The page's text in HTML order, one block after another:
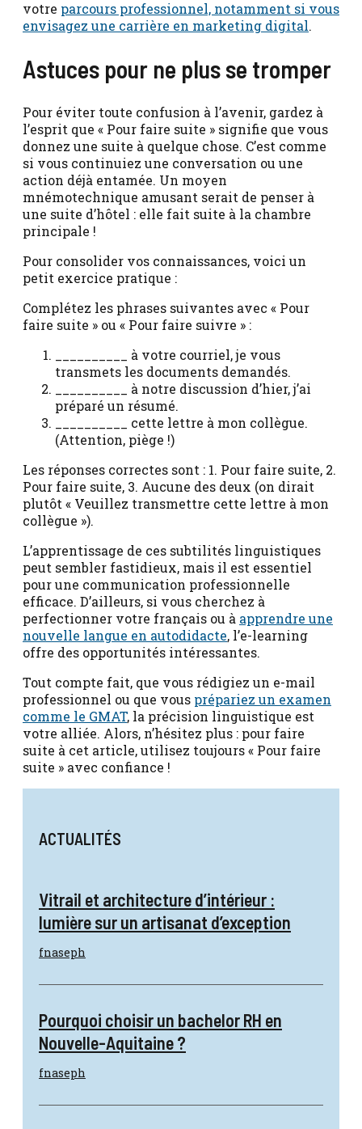
votre parcours professionnel, notamment si vous
envisagez une carrière en marketing digital.
Astuces pour ne plus se tromper
Pour éviter toute confusion à l’avenir, gardez à
l’esprit que « Pour faire suite » signifie que vous
donnez une suite à quelque chose. C’est comme
si vous continuiez une conversation ou une
action déjà entamée. Un moyen
mnémotechnique amusant serait de penser à
une suite d’hôtel : elle fait suite à la chambre
principale !
Pour consolider vos connaissances, voici un
petit exercice pratique :
Complétez les phrases suivantes avec « Pour
faire suite » ou « Pour faire suivre » :
__________ à votre courriel, je vous
transmets les documents demandés.
__________ à notre discussion d’hier, j’ai
préparé un résumé.
__________ cette lettre à mon collègue.
(Attention, piège !)
Les réponses correctes sont : 1. Pour faire suite, 2.
Pour faire suite, 3. Aucune des deux (on dirait
plutôt « Veuillez transmettre cette lettre à mon
collègue »).
L’apprentissage de ces subtilités linguistiques
peut sembler fastidieux, mais il est essentiel
pour une communication professionnelle
efficace. D’ailleurs, si vous cherchez à
perfectionner votre français ou à apprendre une
nouvelle langue en autodidacte, l’e-learning
offre des opportunités intéressantes.
Tout compte fait, que vous rédigiez un e-mail
professionnel ou que vous prépariez un examen
comme le GMAT, la précision linguistique est
votre alliée. Alors, n’hésitez plus : pour faire
suite à cet article, utilisez toujours « Pour faire
suite » avec confiance !
ACTUALITÉS
Vitrail et architecture d’intérieur :
lumière sur un artisanat d’exception
fnaseph
Pourquoi choisir un bachelor RH en
Nouvelle-Aquitaine ?
fnaseph